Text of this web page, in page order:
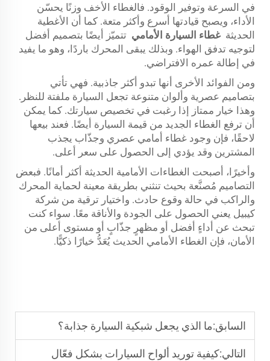
في السرعة وتوفير الوقود. فالغطاء الأخف وزنًا يحسّن
الأداء، ويصبح قيادتها أسرع وأكثر متعة. كما أن الأغطية
الحديثة غطاء السيارة الأمامي تتميّز أيضًا بتصميم أفضل
لتوجيه تدفق الهواء. وبذلك يبقى المحرك باردًا، وهو ما يفيد
في إطالة عمره الافتراضي.
ومن الفوائد الأخرى أنها تبدو أكثر جاذبية. فهي تأتي
بتصاميم عصرية وألوان متنوعة تجعل السيارة ملفتة للنظر.
وهذا خيار ممتاز إذا رغبت في تخصيص سيارتك. كما يمكن
أن ترفع الغطاء الجديد من قيمة السيارة أيضًا. فعند بيعها
لاحقًا، فإن وجود غطاء أمامي عصري وجذّاب يجذب
المشترين وقد يؤدي إلى الحصول على سعر أعلى.
وأخيرًا، أصبحت الغطاءات الأمامية الحديثة أكثر أمانًا. فبعض
التصاميم مُصنَّعة بحيث تنثني بطريقة معينة لحماية المحرك
والراكب في حالة وقوع حادث. واختيار ترقية من شركة
كيبيل يعني الحصول على الجودة والأناقة معًا. سواء كنت
تبحث عن أداءٍ أفضل أو مظهرٍ جذّابٍ أو مستوى أعلى من
الأمان، فإن الغطاء الأمامي الحديث يُعَدُّ خيارًا ذكيًّا.
السابق:ما الذي يجعل شبكية السيارة جذابة؟
التالي:كيفية توريد ألواح السيارات بشكل فعّال